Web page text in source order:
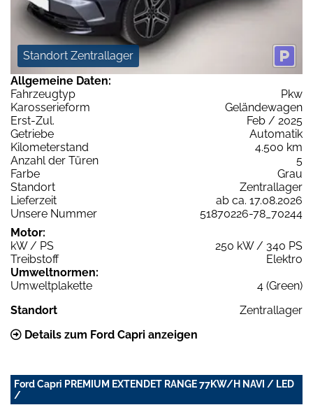
Standort Zentrallager
Allgemeine Daten:
Fahrzeugtyp
Pkw
Karosserieform
Geländewagen
Erst-Zul.
Feb / 2025
Getriebe
Automatik
Kilometerstand
4.500 km
Anzahl der Türen
5
Farbe
Grau
Standort
Zentrallager
Lieferzeit
ab ca. 17.08.2026
Unsere Nummer
51870226-78_70244
Motor:
kW / PS
250 kW / 340 PS
Treibstoff
Elektro
Umweltnormen:
Umweltplakette
4 (Green)
Standort
Zentrallager
Details zum Ford Capri anzeigen
Ford Capri PREMIUM EXTENDET RANGE 77KW/H NAVI / LED
/